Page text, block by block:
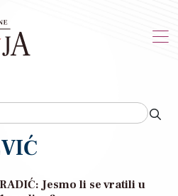
Jesmo li se vratili u